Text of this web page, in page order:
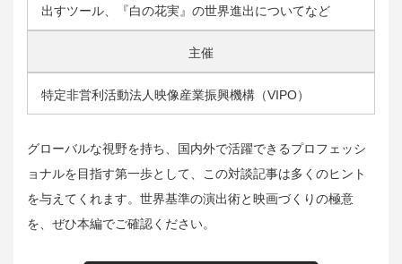
出すツール、『白の花実』の世界進出についてなど
主催
特定非営利活動法人映像産業振興機構（VIPO）
グローバルな視野を持ち、国内外で活躍できるプロフェッシ
ョナルを目指す第一歩として、この対談記事は多くのヒント
を与えてくれます。世界基準の演出術と映画づくりの極意
を、ぜひ本編でご確認ください。